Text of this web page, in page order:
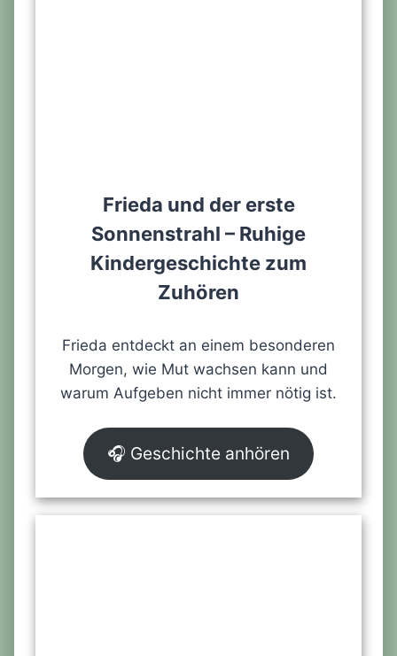
Frieda und der erste
Sonnenstrahl – Ruhige
Kindergeschichte zum
Zuhören
Frieda entdeckt an einem besonderen
Morgen, wie Mut wachsen kann und
warum Aufgeben nicht immer nötig ist.
🎧 Geschichte anhören